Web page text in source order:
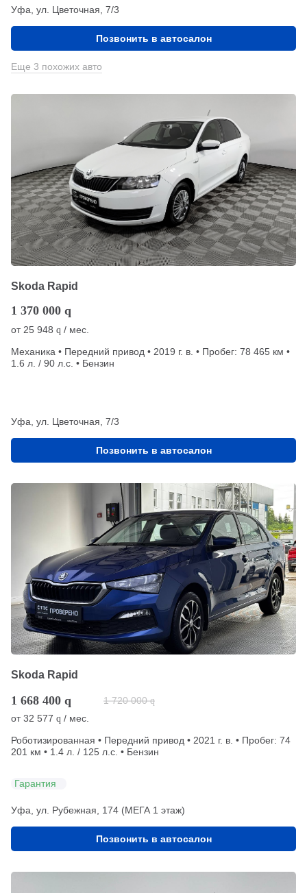
Уфа, ул. Цветочная, 7/3
Позвонить в автосалон
Еще 3 похожих авто
Skoda Rapid
1 370 000 q
от 25 948 q / мес.
Механика • Передний привод • 2019 г. в. • Пробег: 78 465 км •
1.6 л. / 90 л.с. • Бензин
Уфа, ул. Цветочная, 7/3
Позвонить в автосалон
Skoda Rapid
1 668 400 q 1 720 000 q
от32 577 q / мес.
Роботизированная • Передний привод • 2021 г. в. • Пробег: 74
201 км • 1.4 л. / 125 л.с. • Бензин
Гарантия
Уфа, ул. Рубежная, 174 (МЕГА 1 этаж)
Позвонить в автосалон